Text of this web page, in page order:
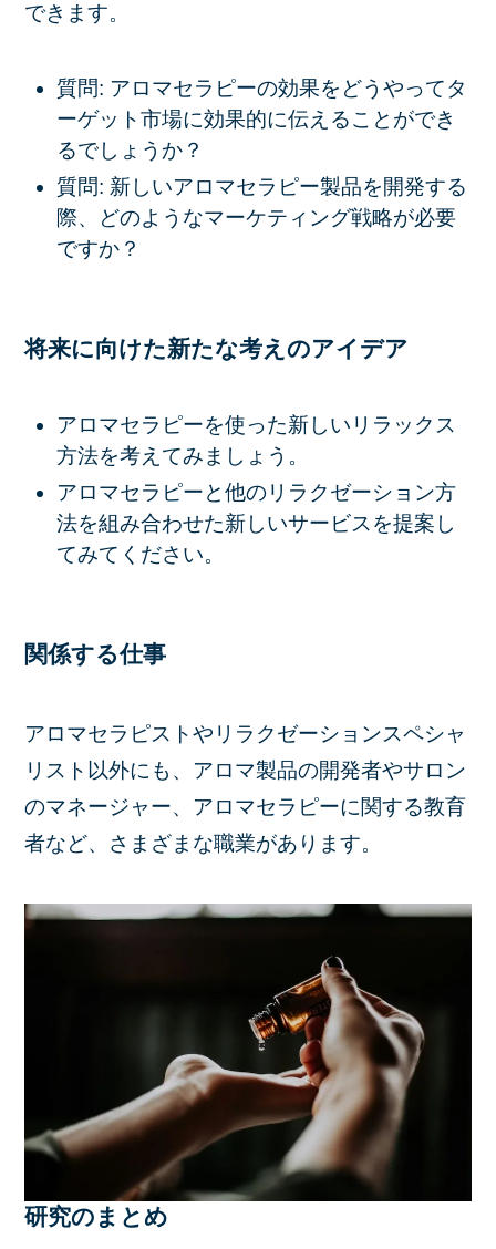
できます。
質問: アロマセラピーの効果をどうやってタ
ーゲット市場に効果的に伝えることができ
るでしょうか？
質問: 新しいアロマセラピー製品を開発する
際、どのようなマーケティング戦略が必要
ですか？
将来に向けた新たな考えのアイデア
アロマセラピーを使った新しいリラックス
方法を考えてみましょう。
アロマセラピーと他のリラクゼーション方
法を組み合わせた新しいサービスを提案し
てみてください。
関係する仕事
アロマセラピストやリラクゼーションスペシャ
リスト以外にも、アロマ製品の開発者やサロン
のマネージャー、アロマセラピーに関する教育
者など、さまざまな職業があります。
研究のまとめ